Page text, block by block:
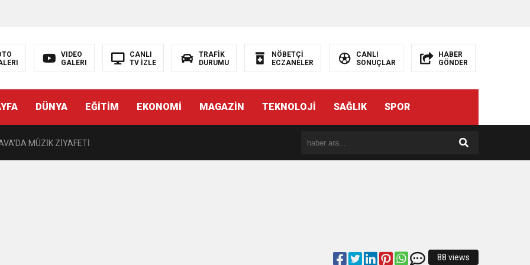
VIDEO
GALERI
CANLI
TV İZLE
TRAFİK
DURUMU
NÖBETÇİ
ECZANELER
CANLI
SONUÇLAR
HABER
GÖNDER
DÜNYA EĞİTİM EKONOMİ MAGAZİN TEKNOLOJİ SAĞLIK SPOR
ÇOCUKLAR DA ŞEN ŞAKRAK
Nabzını Sahada Tuttu
MÜZİK ZİYAFETİ
Eğlendirmeye Devam Ediyor
Destek
88 views